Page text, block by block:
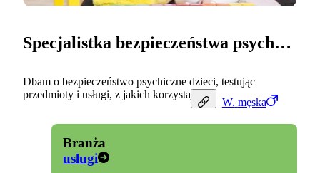
W. męska
Specjalistka bezpieczeństwa psychologicznego dzieci
Dbam o bezpieczeństwo psychiczne dzieci, testując
przedmioty i usługi, z jakich korzystają.
Branża
usługi